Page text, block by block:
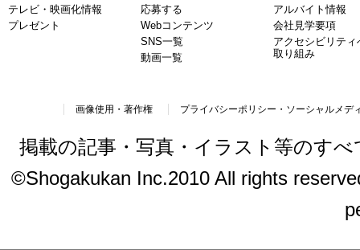
テレビ・映画化情報
プレゼント
応募する
Webコンテンツ
SNS一覧
動画一覧
アルバイト情報
会社見学要項
アクセシビリティ
取り組み
画像使用・著作権 プライバシーポリシー・ソーシャルメデ
掲載の記事・写真・イラスト等のす
©Shogakukan Inc.2010 All rights